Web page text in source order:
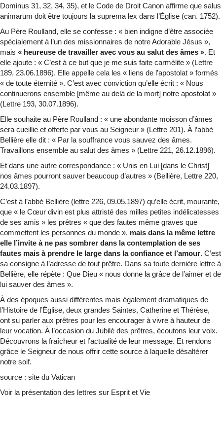
Dominus 31, 32, 34, 35), et le Code de Droit Canon affirme que salus
animarum doit être toujours la suprema lex dans l’Église (can. 1752).
Au Père Roulland, elle se confesse : « bien indigne d’être associée
spécialement à l’un des missionnaires de notre Adorable Jésus »,
mais « heureuse de travailler avec vous au salut des âmes ». Et
elle ajoute : « C’est à ce but que je me suis faite carmélite » (Lettre
189, 23.06.1896). Elle appelle cela les « liens de l’apostolat » formés
« de toute éternité ». C’est avec conviction qu’elle écrit : « Nous
continuerons ensemble [même au delà de la mort] notre apostolat »
(Lettre 193, 30.07.1896).
Elle souhaite au Père Roulland : « une abondante moisson d’âmes
sera cueillie et offerte par vous au Seigneur » (Lettre 201). À l’abbé
Bellière elle dit : « Par la souffrance vous sauvez des âmes.
Travaillons ensemble au salut des âmes » (Lettre 221, 26.12.1896).
Et dans une autre correspondance : « Unis en Lui [dans le Christ]
nos âmes pourront sauver beaucoup d’autres » (Bellière, Lettre 220,
24.03.1897).
C’est à l’abbé Bellière (lettre 226, 09.05.1897) qu’elle écrit, mourante,
que « le Cœur divin est plus attristé des milles petites indélicatesses
de ses amis » les prêtres « que des fautes même graves que
commettent les personnes du monde », mais dans la même lettre
elle l’invite à ne pas sombrer dans la contemplation de ses
fautes mais à prendre le large dans la confiance et l’amour. C’est
sa consigne à l’adresse de tout prêtre. Dans sa toute dernière lettre à
Bellière, elle répète : Que Dieu « nous donne la grâce de l’aimer et de
lui sauver des âmes ».
À des époques aussi différentes mais également dramatiques de
l’Histoire de l’Église, deux grandes Saintes, Catherine et Thérèse,
ont su parler aux prêtres pour les encourager à vivre à hauteur de
leur vocation. À l’occasion du Jubilé des prêtres, écoutons leur voix.
Découvrons la fraîcheur et l’actualité de leur message. Et rendons
grâce le Seigneur de nous offrir cette source à laquelle désaltérer
notre soif.
source : site du Vatican
Voir la présentation des lettres sur Esprit et Vie